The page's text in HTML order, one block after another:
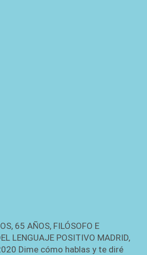
65 AÑOS, FILÓSOFO E
LENGUAJE POSITIVO MADRID,
Dime cómo hablas y te diré